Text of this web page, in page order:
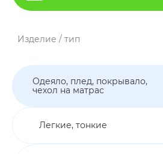
Изделие / тип
Одеяло, плед, покрывало,
чехол на матрас
Легкие, тонкие